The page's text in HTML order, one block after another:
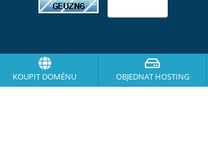
KOUPIT DOMÉNU OBJEDNAT HOSTING